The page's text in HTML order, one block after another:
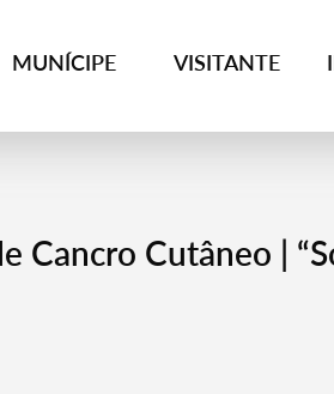
MUNÍCIPE VISITANTE
Cancro Cutâneo |